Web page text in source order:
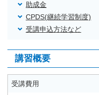
助成金
CPDS(継続学習制度)
受講申込方法など
講習概要
受講費用